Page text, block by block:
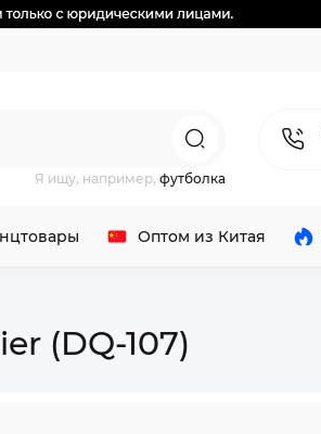
Я ищу, например, футболка
Оптом из Китая
(DQ-107)